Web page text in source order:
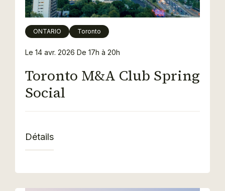
Toronto M&A Club Spring
Social
Le 14 avr. 2026 De 17h à 20h
ONTARIO Toronto
Détails